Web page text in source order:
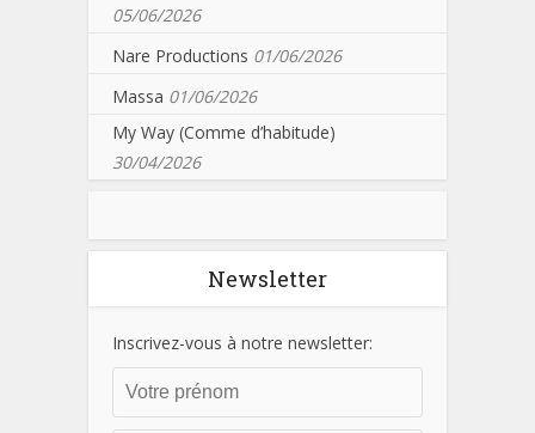
05/06/2026
Nare Productions 01/06/2026
Massa 01/06/2026
My Way (Comme d’habitude)
30/04/2026
Newsletter
Inscrivez-vous à notre newsletter: